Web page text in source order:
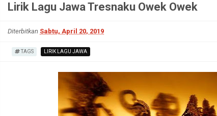
Lirik Lagu Jawa Tresnaku Owek Owek
Diterbitkan Sabtu, April 20, 2019
TAGS LIRIK LAGU JAWA